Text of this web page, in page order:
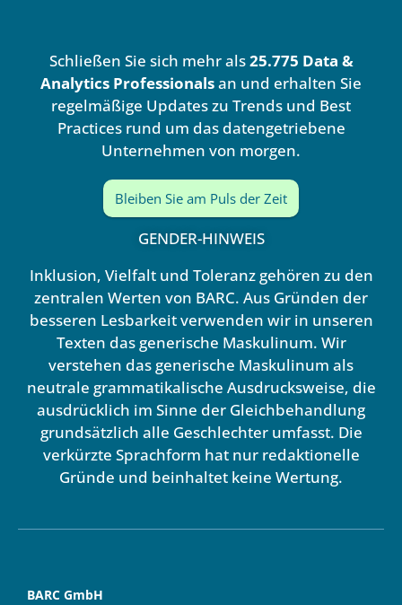
i
n
e
Schließen Sie sich mehr als25.775 Data &
Analytics Professionalsan und erhalten Sie
regelmäßige Updates zu Trends und Best
Practices rund um das datengetriebene
Unternehmen von morgen.
Bleiben Sie am Puls der Zeit
GENDER-HINWEIS
Inklusion, Vielfalt und Toleranz gehören zu den
zentralen Werten von BARC. Aus Gründen der
besseren Lesbarkeit verwenden wir in unseren
Texten das generische Maskulinum. Wir
verstehen das generische Maskulinum als
neutrale grammatikalische Ausdrucksweise, die
ausdrücklich im Sinne der Gleichbehandlung
grundsätzlich alle Geschlechter umfasst. Die
verkürzte Sprachform hat nur redaktionelle
Gründe und beinhaltet keine Wertung.
BARC GmbH